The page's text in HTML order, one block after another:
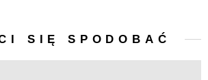
SIĘ SPODOBAĆ